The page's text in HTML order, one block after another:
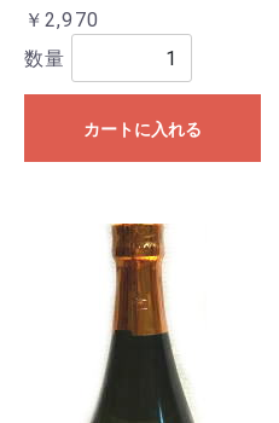
￥2,970
数量
カートに入れる